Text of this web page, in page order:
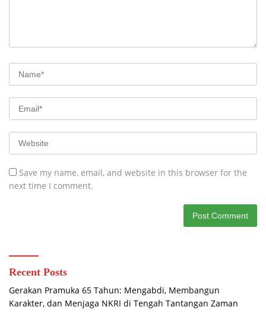
Save my name, email, and website in this browser for the
next time I comment.
Recent Posts
Gerakan Pramuka 65 Tahun: Mengabdi, Membangun
Karakter, dan Menjaga NKRI di Tengah Tantangan Zaman